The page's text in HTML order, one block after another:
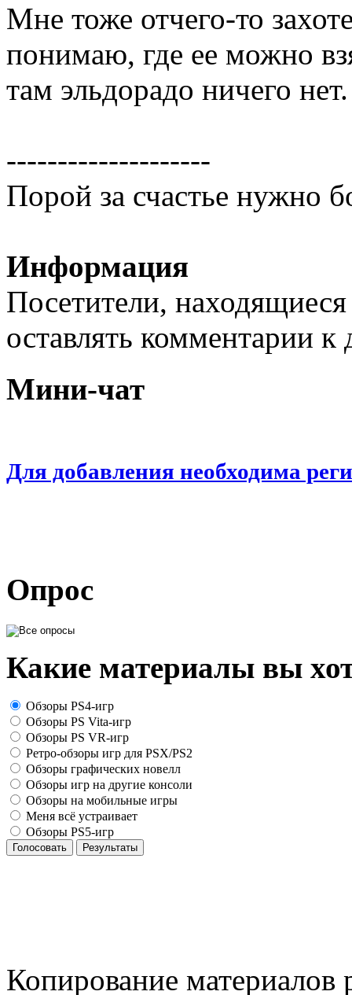
Мне тоже отчего-то
понимаю, где ее можно
там эльдорадо ничего нет.
--------------------
Порой за счастье нужно
Информация
Посетители,
оставлять комментарии
Мини-чат
Для добавления необходима
Опрос
Какие материалы вы
Обзоры PS4-игр
Обзоры PS Vita-игр
Обзоры PS VR-игр
Ретро-обзоры игр для PSX/PS2
Обзоры графических новелл
Обзоры игр на другие консоли
Обзоры на мобильные игры
Меня всё устраивает
Обзоры PS5-игр
Голосовать Результаты
Копирование материалов